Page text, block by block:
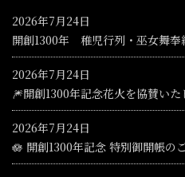
2026年7月24日
開創1300年 稚児行列・巫女舞
2026年7月24日
🎆開創1300年記念花火を協賛いた
2026年7月24日
🪷 開創1300年記念 特別御開帳の